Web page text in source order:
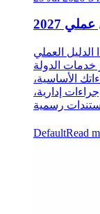
2027
الدليل العملي
خدمات الدولة
الأساسية،
إدارية،
DefaultRead